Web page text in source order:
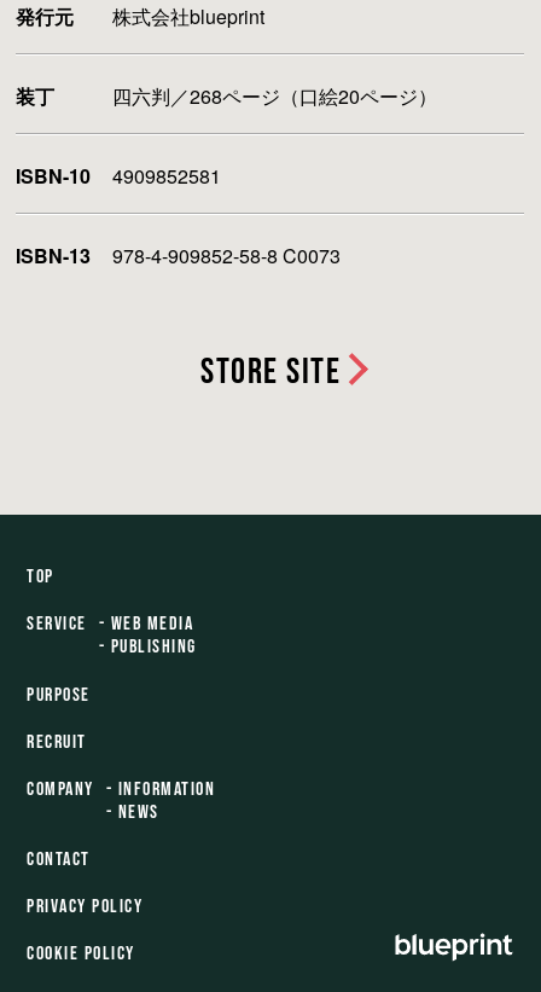
発行元 株式会社blueprint
装丁 四六判／268ページ（口絵20ページ）
ISBN-10 4909852581
ISBN-13 978-4-909852-58-8 C0073
STORE SITE
TOP
SERVICE
- WEB MEDIA
- PUBLISHING
PURPOSE
RECRUIT
COMPANY
- INFORMATION
- NEWS
CONTACT
PRIVACY POLICY
COOKIE POLICY